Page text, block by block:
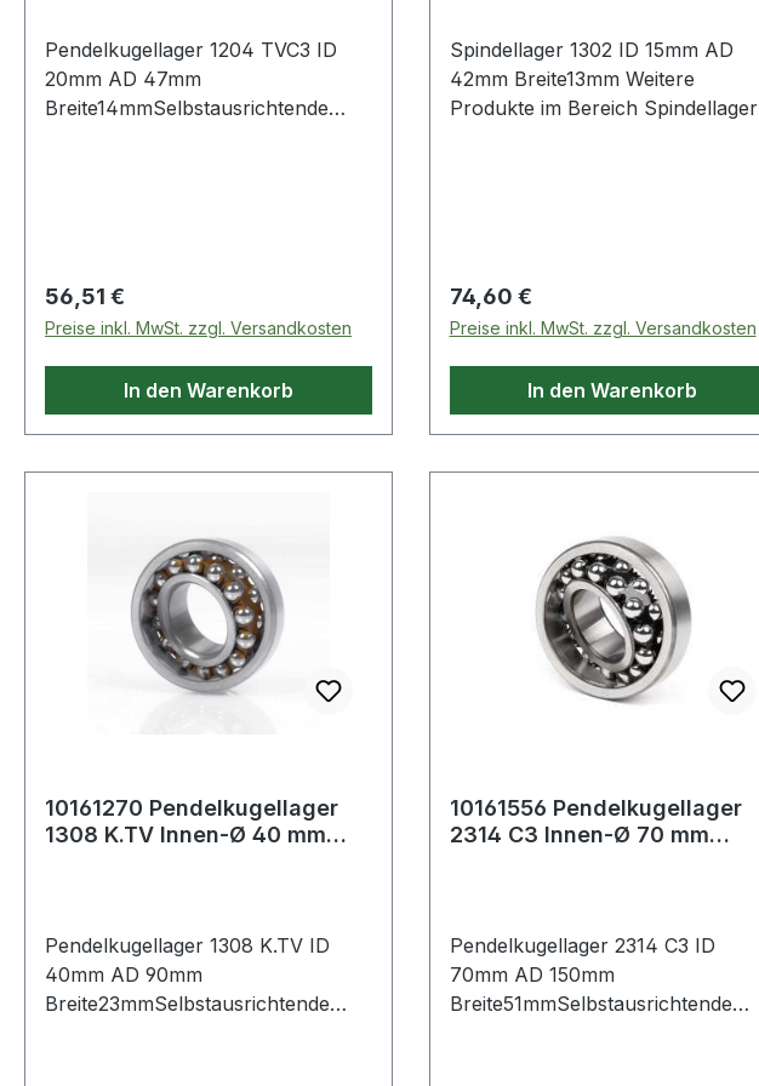
Pendelkugellager 1204 TVC3 ID
20mm AD 47mm
Breite14mmSelbstausrichtende
Regulärer Preis:
56,51 €
Preise inkl. MwSt. zzgl. Versandkosten
In den Warenkorb
Spindellager 1302 ID 15mm AD
42mm Breite13mm Weitere
Produkte im Bereich Spindellager
Regulärer Preis:
74,60 €
Preise inkl. MwSt. zzgl. Versandkosten
In den Warenkorb
10161270 Pendelkugellager
1308 K.TV Innen-Ø 40 mm
Pendelkugellager 1308 K.TV ID
40mm AD 90mm
Breite23mmSelbstausrichtende
10161556 Pendelkugellager
2314 C3 Innen-Ø 70 mm
Pendelkugellager 2314 C3 ID
70mm AD 150mm
Breite51mmSelbstausrichtende